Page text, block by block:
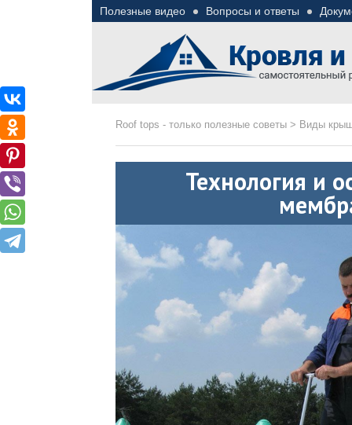
Полезные видео Вопросы и ответы
Roof tops - только полезные советы > Виды
Технология и